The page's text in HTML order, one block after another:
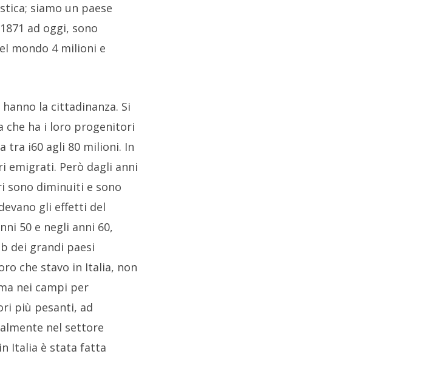
siamo un paese
ad oggi, sono
mondo 4 milioni e
la cittadinanza. Si
che ha i loro progenitori
tra i60 agli 80 milioni. In
emigrati. Però dagli anni
sono diminuiti e sono
gli effetti del
50 e negli anni 60,
dei grandi paesi
che stavo in Italia, non
nei campi per
più pesanti, ad
nel settore
Italia è stata fatta